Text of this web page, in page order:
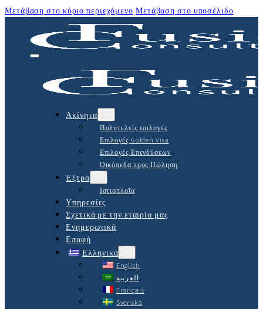
Μετάβαση στο κύριο περιεχόμενο Μετάβαση στο υποσέλιδο
Ακίνητα
Πολυτελείς επιλογές
Επιλογές Golden Visa
Επιλογές Επενδύσεων
Οικόπεδα προς Πώληση
Έξτρα
Ιστιοπλοΐα
Υπηρεσίες
Σχετικά με την εταιρία μας
Ενημερωτικά
Επαφή
Ελληνικά
English
العربية
Français
Svenska